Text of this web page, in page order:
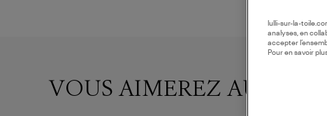
VOUS AIMEREZ AUSSI
lulli-sur-la-
analyses, en
accepter
Pour en savoir